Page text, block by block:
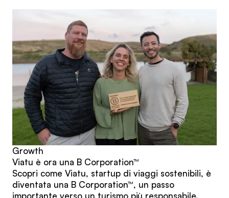
Growth
Viatu è ora una B Corporation™
Scopri come Viatu, startup di viaggi sostenibili, è
diventata una B Corporation™, un passo